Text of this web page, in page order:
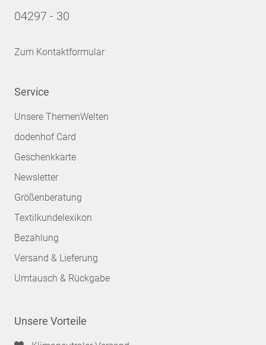
04297 - 30
Zum Kontaktformular
Service
Unsere ThemenWelten
dodenhof Card
Geschenkkarte
Newsletter
Größenberatung
Textilkundelexikon
Bezahlung
Versand & Lieferung
Umtausch & Rückgabe
Unsere Vorteile